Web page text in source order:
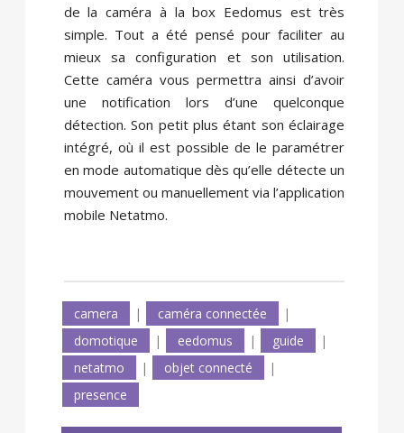
de la caméra à la box Eedomus est très
simple. Tout a été pensé pour faciliter au
mieux sa configuration et son utilisation.
Cette caméra vous permettra ainsi d’avoir
une notification lors d’une quelconque
détection. Son petit plus étant son éclairage
intégré, où il est possible de le paramétrer
en mode automatique dès qu’elle détecte un
mouvement ou manuellement via l’application
mobile Netatmo.
camera | caméra connectée
|
domotique
| eedomus | guide
|
netatmo
| objet connecté
|
presence